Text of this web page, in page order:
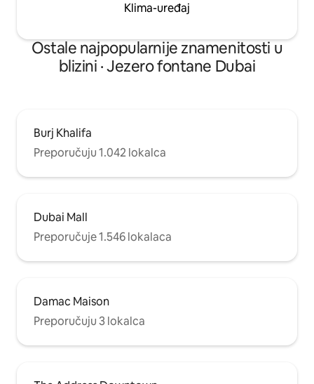
Klima-uređaj
Ostale najpopularnije znamenitosti u
blizini · Jezero fontane Dubai
Burj Khalifa
Preporučuju 1.042 lokalca
Dubai Mall
Preporučuje 1.546 lokalaca
Damac Maison
Preporučuju 3 lokalca